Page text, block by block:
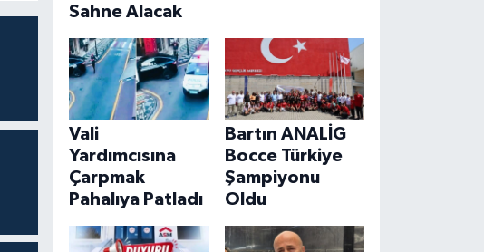
Sahne Alacak
Vali
Yardımcısına
Çarpmak
Pahalıya Patladı
Bartın ANALİG
Bocce Türkiye
Şampiyonu
Oldu